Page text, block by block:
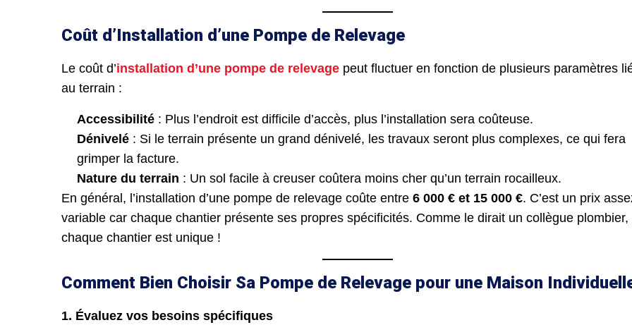
Coût d’Installation d’une Pompe de Relevage
Le coût d’installation d’une pompe de relevage peut fluctuer en fonction de plusieurs paramètres
au terrain :
Accessibilité : Plus l’endroit est difficile d’accès, plus l’installation sera coûteuse.
Dénivelé : Si le terrain présente un grand dénivelé, les travaux seront plus complexes, ce qui fera
grimper la facture.
Nature du terrain : Un sol facile à creuser coûtera moins cher qu’un terrain rocailleux.
En général, l’installation d’une pompe de relevage coûte entre 6 000 € et 15 000 €. C’est un prix
variable car chaque chantier présente ses propres spécificités. Comme le dirait un collègue plombier,
chaque chantier est unique !
Comment Bien Choisir Sa Pompe de Relevage pour une Maison
1. Évaluez vos besoins spécifiques